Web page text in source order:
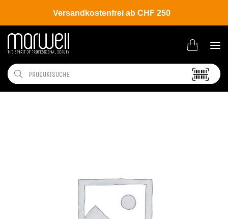
Versandkostenfrei ab CHF 250
Shop Brands Davines Colour